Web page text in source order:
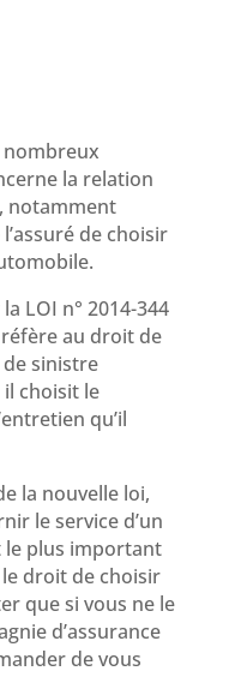
nombreux
la relation
notamment
de choisir
LOI n° 2014-344
réfère au droit de
de sinistre
choisit le
qu’il
la nouvelle loi,
le service d’un
plus important
le droit de choisir
que si vous ne le
d’assurance
de vous